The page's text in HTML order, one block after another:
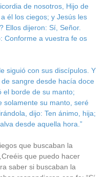
de nosotros, Hijo de
él los ciegos; y Jesús les
Ellos dijeron: Sí, Señor.
Conforme a vuestra fe os
siguió con sus discípulos. Y
sangre desde hacía doce
el borde de su manto;
solamente su manto, seré
dijo: Ten ánimo, hija;
desde aquella hora.”
que buscaban la
que puedo hacer
saber si buscaban la